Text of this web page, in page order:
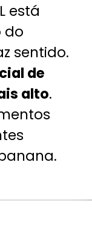
está
do
sentido.
de
alto.